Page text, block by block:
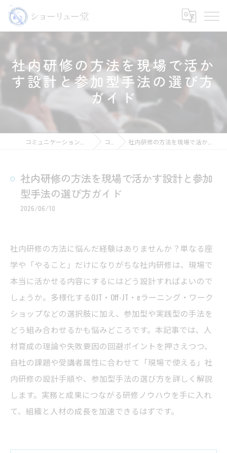
社内研修の方法を現場で活か
す設計と参加型手法の選び方
ガイド
コラム 社内研修の方法を現場で活かす設計と参加型手法の選び方ガイド
社内研修の方法を現場で活かす設計と参加
型手法の選び方ガイド
2026/06/10
社内研修の方法に悩んだ経験はありませんか？単なる座
学や「やること」だけになりがちな社内研修は、現場で
本当に活かせる内容にするにはどう設計すればよいので
しょうか。多様化するOJT・Off-JT・eラーニング・ワーク
ショップなどの選択肢に加え、参加型や実践型の手法を
どう組み合わせるかも悩みどころです。本記事では、人
材育成の理論や失敗要因の回避ポイントを押さえつつ、
自社の課題や受講者属性に合わせて「現場で使える」社
内研修の設計手順や、参加型手法の選び方を詳しく解説
します。実務と成果につながる研修ノウハウを手に入れ
て、組織と人材の成長を加速できるはずです。